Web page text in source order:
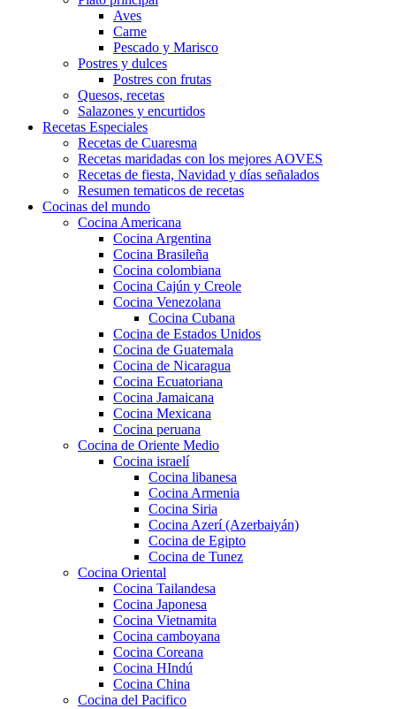
Aves
Carne
Pescado y Marisco
Postres y dulces
Postres con frutas
Quesos, recetas
Salazones y encurtidos
Recetas Especiales
Recetas de Cuaresma
Recetas maridadas con los mejores AOVES
Recetas de fiesta, Navidad y días señalados
Resumen tematicos de recetas
Cocinas del mundo
Cocina Americana
Cocina Argentina
Cocina Brasileña
Cocina colombiana
Cocina Cajún y Creole
Cocina Venezolana
Cocina Cubana
Cocina de Estados Unidos
Cocina de Guatemala
Cocina de Nicaragua
Cocina Ecuatoriana
Cocina Jamaicana
Cocina Mexicana
Cocina peruana
Cocina de Oriente Medio
Cocina israelí
Cocina libanesa
Cocina Armenia
Cocina Siria
Cocina Azerí (Azerbaiyán)
Cocina de Egipto
Cocina de Tunez
Cocina Oriental
Cocina Tailandesa
Cocina Japonesa
Cocina Vietnamita
Cocina camboyana
Cocina Coreana
Cocina HIndú
Cocina China
Cocina del Pacifico